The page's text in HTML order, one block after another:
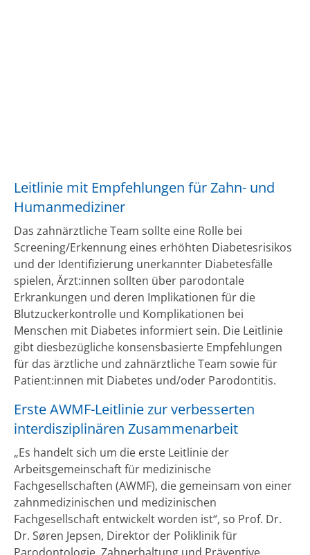
Leitlinie mit Empfehlungen für Zahn- und
Humanmediziner
Das zahnärztliche Team sollte eine Rolle bei
Screening/Erkennung eines erhöhten Diabetesrisikos
und der Identifizierung unerkannter Diabetesfälle
spielen, Ärzt:innen sollten über parodontale
Erkrankungen und deren Implikationen für die
Blutzuckerkontrolle und Komplikationen bei
Menschen mit Diabetes informiert sein. Die Leitlinie
gibt diesbezügliche konsensbasierte Empfehlungen
für das ärztliche und zahnärztliche Team sowie für
Patient:innen mit Diabetes und/oder Parodontitis.
Erste AWMF-Leitlinie zur verbesserten
interdisziplinären Zusammenarbeit
„Es handelt sich um die erste Leitlinie der
Arbeitsgemeinschaft für medizinische
Fachgesellschaften (AWMF), die gemeinsam von einer
zahnmedizinischen und medizinischen
Fachgesellschaft entwickelt worden ist“, so Prof. Dr.
Dr. Søren Jepsen, Direktor der Poliklinik für
Parodontologie, Zahnerhaltung und Präventive